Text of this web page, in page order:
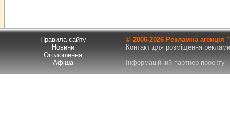
Правила сайту
Новини
Оголошення
Афіша
© 2006-2026 Рекламна
Контакт для розміщення
Інформаційний партнер проекту